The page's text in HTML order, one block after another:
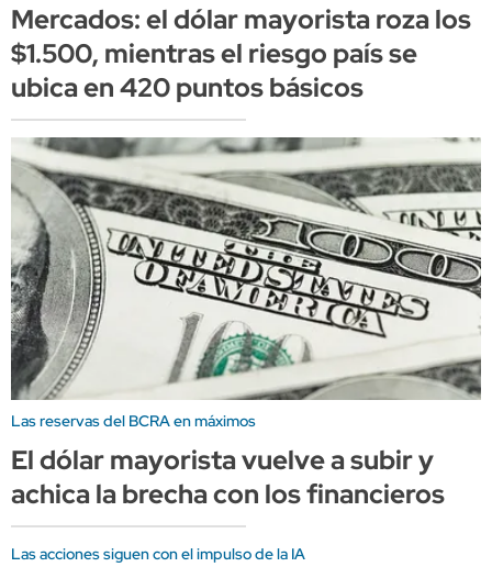
Mercados: el dólar mayorista roza los
$1.500, mientras el riesgo país se
ubica en 420 puntos básicos
Las reservas del BCRA en máximos
El dólar mayorista vuelve a subir y
achica la brecha con los financieros
Las acciones siguen con el impulso de la IA